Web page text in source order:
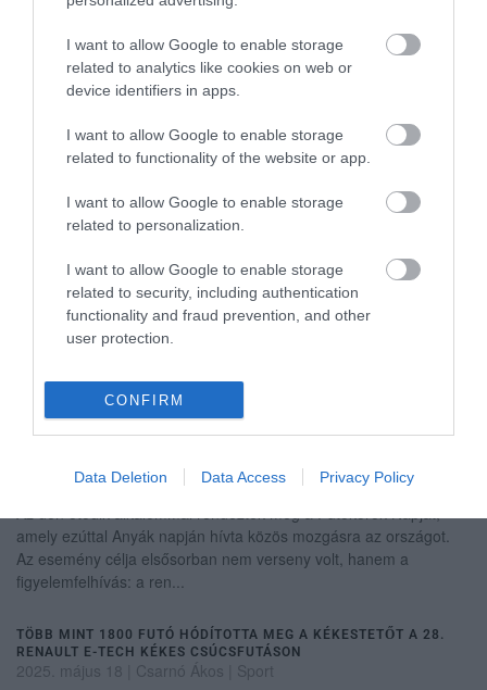
I want to allow Google to enable storage
related to analytics like cookies on web or
device identifiers in apps.
I want to allow Google to enable storage
related to functionality of the website or app.
I want to allow Google to enable storage
related to personalization.
I want to allow Google to enable storage
related to security, including authentication
functionality and fraud prevention, and other
user protection.
CONFIRM
Data Deletion Data Access Privacy Policy
célja Eger város gyönyörű barokk belvárosának bemutatása, az
egészsége...
2025. január 16 | Bakos Balázs |Riasztó
A büntetésének végrehajtása érdekében történt elővezetése
során lépett meg egy fiatal férfi az őt kísérő rendőrök őrizetéből
Visonta közelében. A fél órán belül kézre kerített szökevénnyel
szembe...
TIZENKÉT EMELET MAGASBA FUTOTTAK
2025. április 14 | Bakos Balázs |
Sport
A Magyar Tűzoltósport Egyesület április tizenkettedikén rendezte
lépcsőfutó versenyét, a Rollovert. A nem mindennapi
megpróbáltatáson...
2025. május 05| Csarnó Ákos |Sport
amely ezúttal Anyák napján hívta közös mozgásra az országot.
Az esemény célja elsősorban nem verseny volt, hanem a
figyelemfelhívás: a ren...
TÖBB MINT 1800 FUTÓ HÓDÍTOTTA MEG A KÉKESTETŐT A 28.
RENAULT E-TECH KÉKES CSÚCSFUTÁSON
2025. május 18 | Csarnó Ákos | Sport